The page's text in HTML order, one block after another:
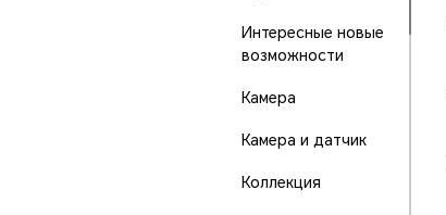
Интересные новые
возможности
Камера
Камера и датчик
Коллекция